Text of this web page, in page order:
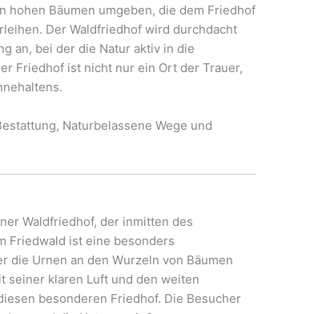
hohen Bäumen umgeben, die dem Friedhof
Der Waldfriedhof wird durchdacht
an, bei der die Natur aktiv in die
Friedhof ist nicht nur ein Ort der Trauer,
Naturbelassene Wege und
Waldfriedhof, der inmitten des
Friedwald ist eine besonders
die Urnen an den Wurzeln von Bäumen
seiner klaren Luft und den weiten
besonderen Friedhof. Die Besucher